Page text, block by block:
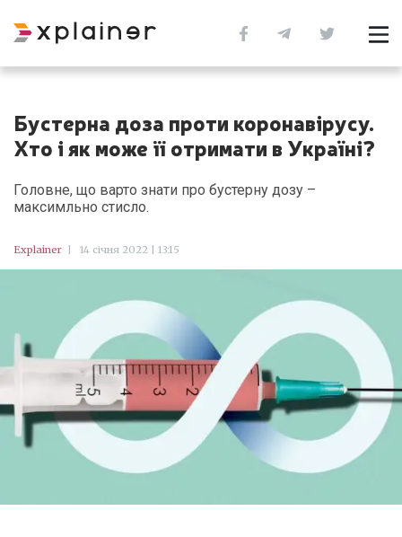
Бустерна доза проти коронавірусу.
Хто і як може її отримати в Україні?
Головне, що варто знати про бустерну дозу –
максимльно стисло.
Explainer 14 січня 2022 | 13:15